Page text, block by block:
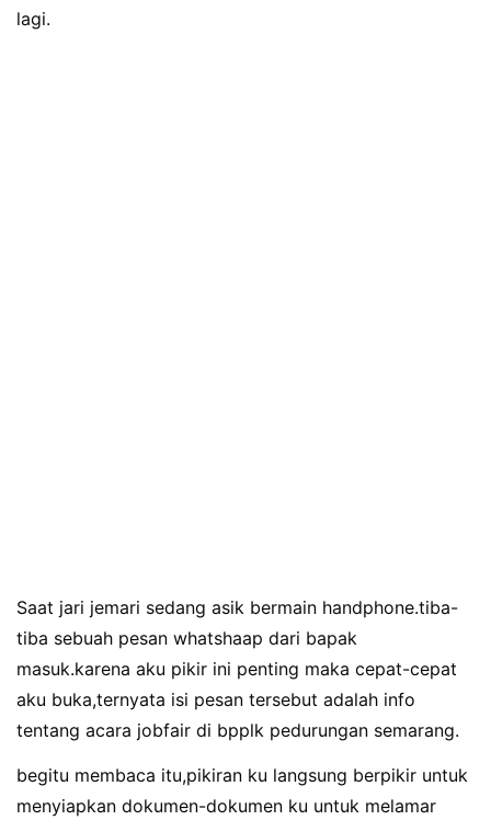
lagi.
Saat jari jemari sedang asik bermain handphone.tiba-
tiba sebuah pesan whatshaap dari bapak
masuk.karena aku pikir ini penting maka cepat-cepat
aku buka,ternyata isi pesan tersebut adalah info
tentang acara jobfair di bpplk pedurungan semarang.
begitu membaca itu,pikiran ku langsung berpikir untuk
menyiapkan dokumen-dokumen ku untuk melamar